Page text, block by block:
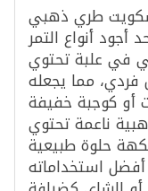
طري ذهبي
أجود أنواع التمر
في علبة تحتوي
فردي، مما يجعله
أو كوجبة خفيفة
ناعمة تحتوي
حلوة طبيعية
استخداماته